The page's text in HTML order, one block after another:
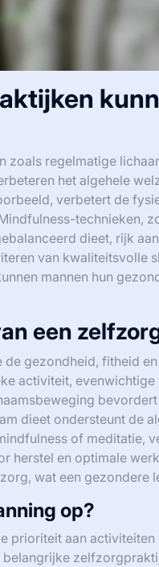
zoals regelmatige
het algehele
verbetert de
technieken,
dieet, rijk
van kwaliteitsvolle
mannen hun
een
gezondheid, fitheid
activiteit,
dieet ondersteunt de
of meditatie,
herstel en optimale
wat een gezondere
op?
prioriteit aan